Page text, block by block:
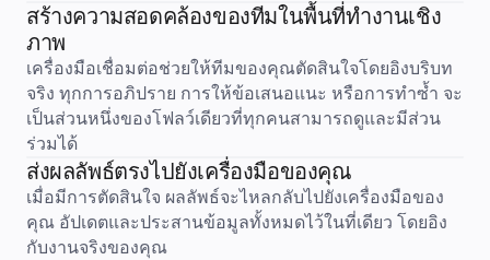
โซลูชัน
Enterprise
สตาร์ทอัพ
ตามอุตสาหกรรม
บริการระดับมืออาชีพ
การผลิต
ค้าปลีก
บริการทางการเงิน
วิทยาศาสตร์ชีวภาพและเภสัชกรรม
สร้างความสอดคล้องของทีมในพื้นที่ทำงานเชิง
ภาพ
เครื่องมือเชื่อมต่อช่วยให้ทีมของคุณตัดสินใจโดยอิงบริบท
จริง ทุกการอภิปราย การให้ข้อเสนอแนะ หรือการทำซ้ำ จะ
เป็นส่วนหนึ่งของโฟลว์เดียวที่ทุกคนสามารถดูและมีส่วน
ร่วมได้
ส่งผลลัพธ์ตรงไปยังเครื่องมือของคุณ
เมื่อมีการตัดสินใจ ผลลัพธ์จะไหลกลับไปยังเครื่องมือของ
คุณ อัปเดตและประสานข้อมูลทั้งหมดไว้ในที่เดียว โดยอิง
กับงานจริงของคุณ